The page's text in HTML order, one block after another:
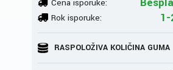
Cena isporuke:
Rok isporuke:
RASPOLOŽIVA KOLIČINA GUMA